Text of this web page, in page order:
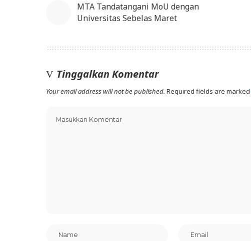
MTA Tandatangani MoU dengan
Universitas Sebelas Maret
Tinggalkan Komentar
Your email address will not be published. Required fields are marked